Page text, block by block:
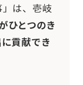
は、壱岐
ひとつのき
貢献でき